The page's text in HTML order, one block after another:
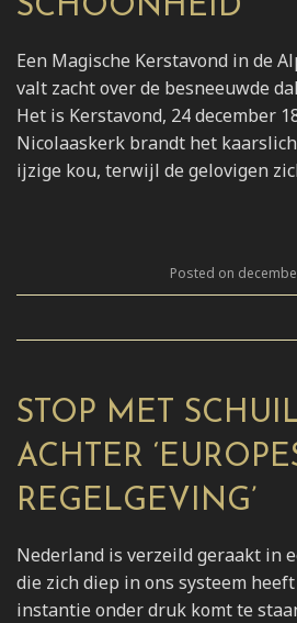
SCHOONHEID
Een Magische Kerstavond in de
valt zacht over de besneeuwde
Het is Kerstavond, 24 december
Nicolaaskerk brandt het
ijzige kou, terwijl de gelovigen
Posted on
STOP MET
ACHTER
REGELGEVING’
Nederland is verzeild geraakt in
die zich diep in ons systeem
instantie onder druk komt te